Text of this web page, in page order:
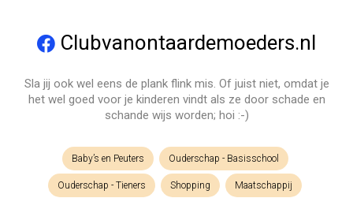
Clubvanontaardemoeders.nl
Sla jij ook wel eens de plank flink mis. Of juist niet, omdat je
het wel goed voor je kinderen vindt als ze door schade en
schande wijs worden; hoi :-)
Baby’s en Peuters Ouderschap - Basisschool
Ouderschap - Tieners Shopping Maatschappij